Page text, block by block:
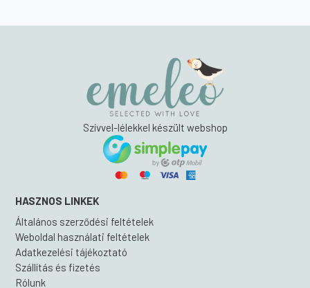
Szívvel-lélekkel készült webshop
HASZNOS LINKEK
Általános szerződési feltételek
Weboldal használati feltételek
Adatkezelési tájékoztató
Szállítás és fizetés
Rólunk